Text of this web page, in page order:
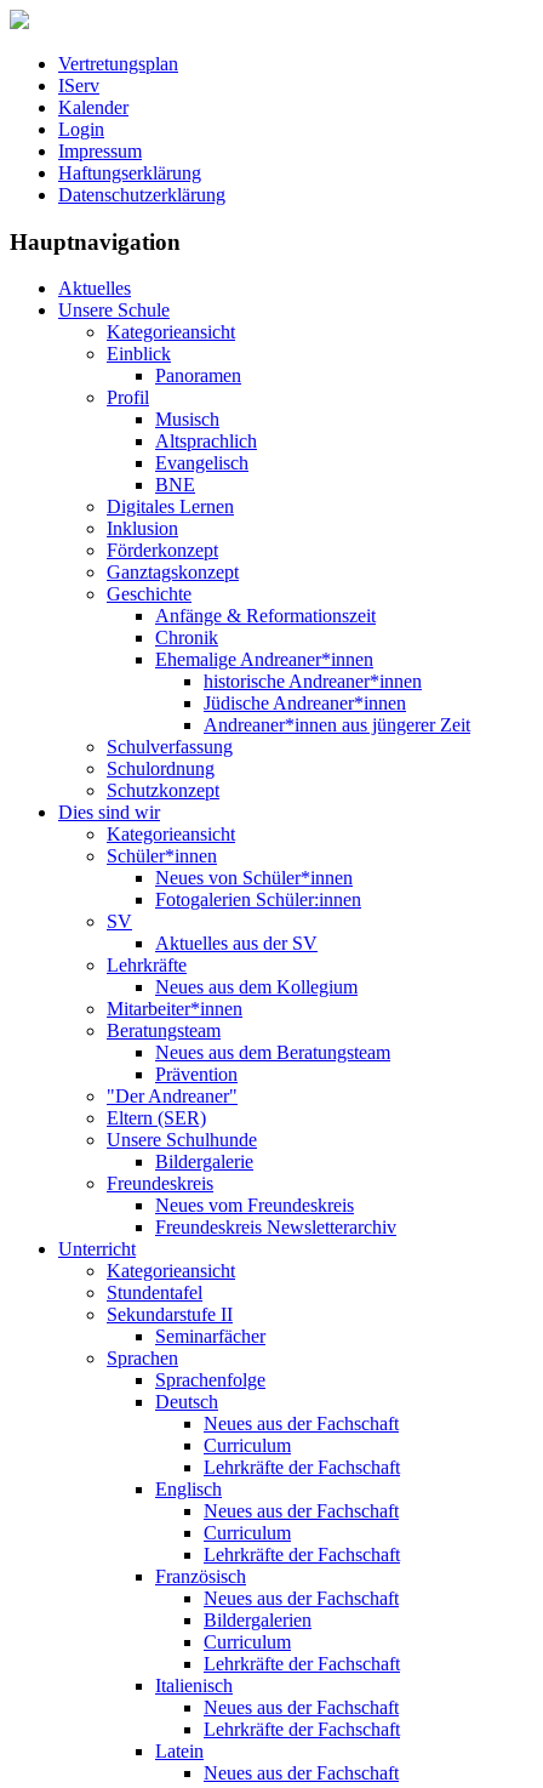
Vertretungsplan
IServ
Kalender
Login
Impressum
Haftungserklärung
Datenschutzerklärung
Hauptnavigation
Aktuelles
Unsere Schule
Kategorieansicht
Einblick
Panoramen
Profil
Musisch
Altsprachlich
Evangelisch
BNE
Digitales Lernen
Inklusion
Förderkonzept
Ganztagskonzept
Geschichte
Anfänge & Reformationszeit
Chronik
Ehemalige Andreaner*innen
historische Andreaner*innen
Jüdische Andreaner*innen
Andreaner*innen aus jüngerer Zeit
Schulverfassung
Schulordnung
Schutzkonzept
Dies sind wir
Kategorieansicht
Schüler*innen
Neues von Schüler*innen
Fotogalerien Schüler:innen
SV
Aktuelles aus der SV
Lehrkräfte
Neues aus dem Kollegium
Mitarbeiter*innen
Beratungsteam
Neues aus dem Beratungsteam
Prävention
"Der Andreaner"
Eltern (SER)
Unsere Schulhunde
Bildergalerie
Freundeskreis
Neues vom Freundeskreis
Freundeskreis Newsletterarchiv
Unterricht
Kategorieansicht
Stundentafel
Sekundarstufe II
Seminarfächer
Sprachen
Sprachenfolge
Deutsch
Neues aus der Fachschaft
Curriculum
Lehrkräfte der Fachschaft
Englisch
Neues aus der Fachschaft
Curriculum
Lehrkräfte der Fachschaft
Französisch
Neues aus der Fachschaft
Bildergalerien
Curriculum
Lehrkräfte der Fachschaft
Italienisch
Neues aus der Fachschaft
Lehrkräfte der Fachschaft
Latein
Neues aus der Fachschaft